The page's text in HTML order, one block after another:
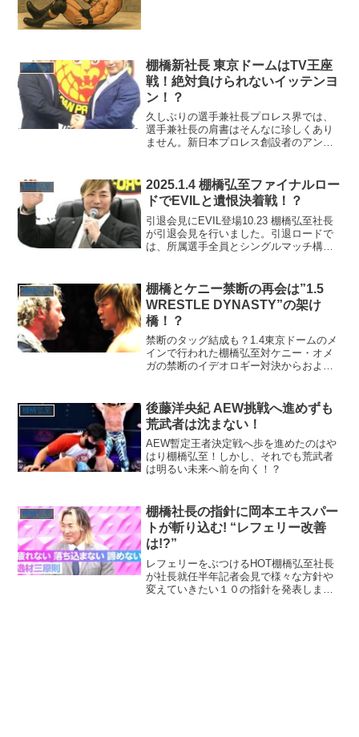
棚橋弘至
棚橋新社長 東京ドームはTV王座
戦！絶対負けられないイッテンヨ
ン！？
久しぶりの選手兼社長プロレス界では、
選手兼社長の肩書はそんなに珍しくあり
ません。新日本プロレス創設者のアント
を設立した三沢光晴。みちのくプロレス
のグレートサスケ元社長...
棚橋弘至
2025.1.4 棚橋弘至ファイナルロー
ドでEVILと遺恨決着戦！？
引退会見にEVIL登場10.23 棚橋弘至社長
が引退会見を行いました。引退ロードで
は、所属選手全員とシングルマッチ構想
間際に、ハウス・オブ・トーチャーの首
魁 EVI...
棚橋弘至
棚橋とケニー禁断の再会は”1.5
WRESTLE DYNASTY”の架け
橋！？
禁断のタッグ結成も？1.4東京ドームのメ
インで行われた棚橋弘至対ケニー・オメ
ガの禁断のイデオロギー対決からおよそ5
ヒリした雰囲気ではない、激闘経た選手
同士の空気感...
棚橋弘至
後藤洋央紀 AEW挑戦へ進めずも
荒武者は沈まない！
AEW暫定王者決定戦へ歩を進めたのはや
はり棚橋弘至！しかし、それでも荒武者
は明るい未来へ前を向く！？
棚橋弘至
棚橋社長の指針に岡本エキスパー
トが斬り込む! “レフェリー改善
は!?”
レフェリーをぶつけるHOT棚橋弘至社長
が社長就任半年記者会見で様々な方針や
変えていきたい１０の指針を発表しまし